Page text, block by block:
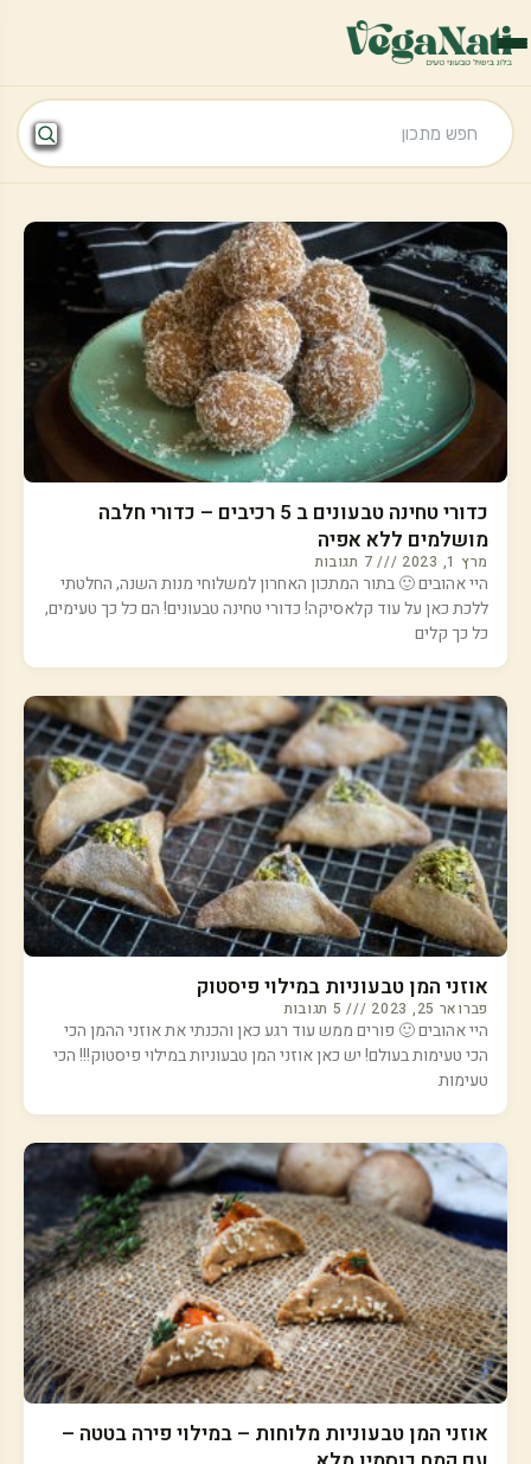
כדורי טחינה טבעונים ב 5 רכיבים – כדורי חלבה
מושלמים ללא אפיה
מרץ 1, 2023 7 תגובות
היי אהובים 🙂 בתור המתכון האחרון למשלוחי מנות השנה, החלטתי
ללכת כאן על עוד קלאסיקה! כדורי טחינה טבעונים! הם כל כך טעימים,
כל כך קלים
אוזני המן טבעוניות במילוי פיסטוק
פברואר 25, 2023 5 תגובות
היי אהובים 🙂 פורים ממש עוד רגע כאן והכנתי את אוזני ההמן הכי
הכי טעימות בעולם! יש כאן אוזני המן טבעוניות במילוי פיסטוק!!! הכי
טעימות
אוזני המן טבעוניות מלוחות – במילוי פירה בטטה –